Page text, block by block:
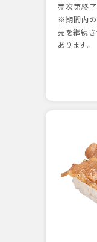
売次第終
※期間内の
売を継続
あります。